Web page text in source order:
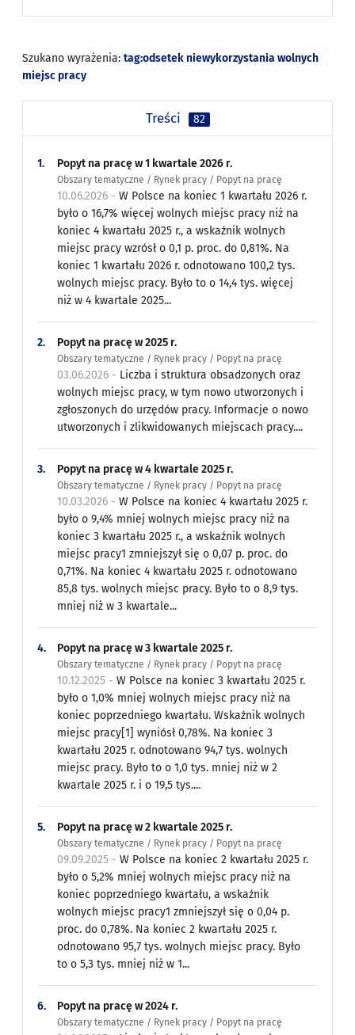
Szukano wyrażenia:tag:odsetek niewykorzystania wolnych
miejsc pracy
Treści 82
1. Popyt na pracę w 1 kwartale 2026 r.
Obszary tematyczne / Rynek pracy / Popyt na pracę
10.06.2026 -W Polsce na koniec 1 kwartału 2026 r.
było o 16,7% więcej wolnych miejsc pracy niż na
koniec 4 kwartału 2025 r., a wskaźnik wolnych
miejsc pracy wzrósł o 0,1 p. proc. do 0,81%. Na
koniec 1 kwartału 2026 r. odnotowano 100,2 tys.
wolnych miejsc pracy. Było to o 14,4 tys. więcej
niż w 4 kwartale 2025...
2. Popyt na pracę w 2025 r.
Obszary tematyczne / Rynek pracy / Popyt na pracę
03.06.2026 - Liczba i struktura obsadzonych oraz
wolnych miejsc pracy, w tym nowo utworzonych i
zgłoszonych do urzędów pracy. Informacje o nowo
utworzonych i zlikwidowanych miejscach pracy....
3. Popyt na pracę w 4 kwartale 2025 r.
Obszary tematyczne / Rynek pracy / Popyt na pracę
10.03.2026 -W Polsce na koniec 4 kwartału 2025 r.
było o 9,4% mniej wolnych miejsc pracy niż na
koniec 3 kwartału 2025 r., a wskaźnik wolnych
miejsc pracy1 zmniejszył się o 0,07 p. proc. do
0,71%. Na koniec 4 kwartału 2025 r. odnotowano
85,8 tys. wolnych miejsc pracy. Było to o 8,9 tys.
mniej niż w 3 kwartale...
4. Popyt na pracę w 3 kwartale 2025 r.
Obszary tematyczne / Rynek pracy / Popyt na pracę
10.12.2025 -W Polsce na koniec 3 kwartału 2025 r.
było o 1,0% mniej wolnych miejsc pracy niż na
koniec poprzedniego kwartału. Wskaźnik wolnych
miejsc pracy[1] wyniósł 0,78%. Na koniec 3
kwartału 2025 r. odnotowano 94,7 tys. wolnych
miejsc pracy. Było to o 1,0 tys. mniej niż w 2
kwartale 2025 r. i o 19,5 tys....
5. Popyt na pracę w 2 kwartale 2025 r.
Obszary tematyczne / Rynek pracy / Popyt na pracę
09.09.2025 -W Polsce na koniec 2 kwartału 2025 r.
było o 5,2% mniej wolnych miejsc pracy niż na
koniec poprzedniego kwartału, a wskaźnik
wolnych miejsc pracy1 zmniejszył się o 0,04 p.
proc. do 0,78%. Na koniec 2 kwartału 2025 r.
odnotowano 95,7 tys. wolnych miejsc pracy. Było
to o 5,3 tys. mniej niż w 1...
6. Popyt na pracę w 2024 r.
Obszary tematyczne / Rynek pracy / Popyt na pracę